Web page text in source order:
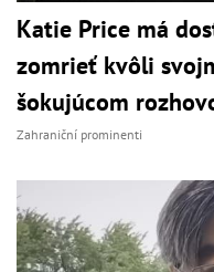
Katie Price má
zomrieť kvôli
šokujúcom
Zahraniční prominenti